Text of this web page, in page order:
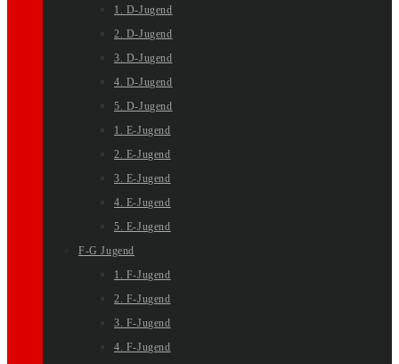
1. D-Jugend
2. D-Jugend
3. D-Jugend
4. D-Jugend
5. D-Jugend
1. E-Jugend
2. E-Jugend
3. E-Jugend
4. E-Jugend
5. E-Jugend
F-G Jugend
1. F-Jugend
2. F-Jugend
3. F-Jugend
4. F-Jugend